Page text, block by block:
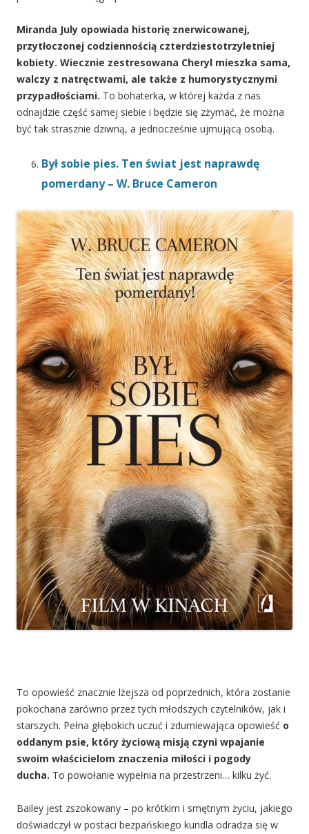
Miranda July opowiada historię znerwicowanej,
przytłoczonej codziennością czterdziestotrzyletniej
kobiety. Wiecznie zestresowana Cheryl mieszka sama,
walczy z natręctwami, ale także z humorystycznymi
przypadłościami. To bohaterka, w której każda z nas
odnajdzie część samej siebie i będzie się zżymać, że można
być tak strasznie dziwną, a jednocześnie ujmującą osobą.
Był sobie pies. Ten świat jest naprawdę
pomerdany – W. Bruce Cameron
To opowieść znacznie lżejsza od poprzednich, która zostanie
pokochana zarówno przez tych młodszych czytelników, jak i
starszych. Pełna głębokich uczuć i zdumiewająca opowieść o
oddanym psie, który życiową misją czyni wpajanie
swoim właścicielom znaczenia miłości i pogody
ducha. To powołanie wypełnia na przestrzeni… kilku żyć.
Bailey jest zszokowany – po krótkim i smętnym życiu, jakiego
doświadczył w postaci bezpańskiego kundla odradza się w